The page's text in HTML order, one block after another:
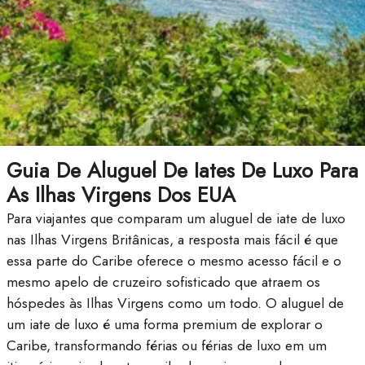
Guia De Aluguel De Iates De Luxo Para
As Ilhas Virgens Dos EUA
Para viajantes que comparam um aluguel de iate de luxo
nas Ilhas Virgens Britânicas, a resposta mais fácil é que
essa parte do Caribe oferece o mesmo acesso fácil e o
mesmo apelo de cruzeiro sofisticado que atraem os
hóspedes às Ilhas Virgens como um todo. O aluguel de
um iate de luxo é uma forma premium de explorar o
Caribe, transformando férias ou férias de luxo em um